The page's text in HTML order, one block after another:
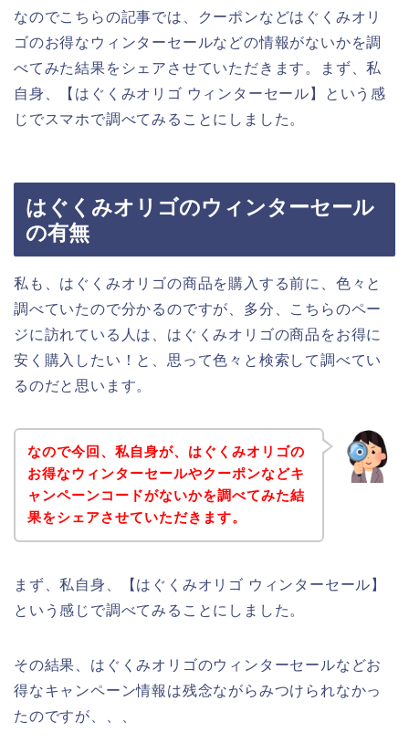
なのでこちらの記事では、クーポンなどはぐくみオリ
ゴのお得なウィンターセールなどの情報がないかを調
べてみた結果をシェアさせていただきます。まず、私
自身、【はぐくみオリゴ ウィンターセール】という感
じでスマホで調べてみることにしました。
はぐくみオリゴのウィンターセール
の有無
私も、はぐくみオリゴの商品を購入する前に、色々と
調べていたので分かるのですが、多分、こちらのペー
ジに訪れている人は、はぐくみオリゴの商品をお得に
安く購入したい！と、思って色々と検索して調べてい
るのだと思います。
なので今回、私自身が、はぐくみオリゴの
お得なウィンターセールやクーポンなどキ
ャンペーンコードがないかを調べてみた結
果をシェアさせていただきます。
まず、私自身、【はぐくみオリゴ ウィンターセール】
という感じで調べてみることにしました。
その結果、はぐくみオリゴのウィンターセールなどお
得なキャンペーン情報は残念ながらみつけられなかっ
たのですが、、、